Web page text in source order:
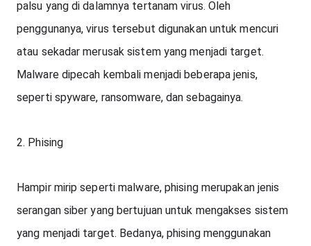
palsu yang di dalamnya tertanam virus. Oleh
penggunanya, virus tersebut digunakan untuk mencuri
atau sekadar merusak sistem yang menjadi target.
Malware dipecah kembali menjadi beberapa jenis,
seperti spyware, ransomware, dan sebagainya.
2. Phising
Hampir mirip seperti malware, phising merupakan jenis
serangan siber yang bertujuan untuk mengakses sistem
yang menjadi target. Bedanya, phising menggunakan